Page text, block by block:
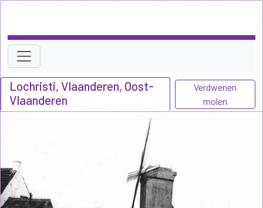
Lochristi, Vlaanderen, Oost-
Vlaanderen
Verdwenen
molen